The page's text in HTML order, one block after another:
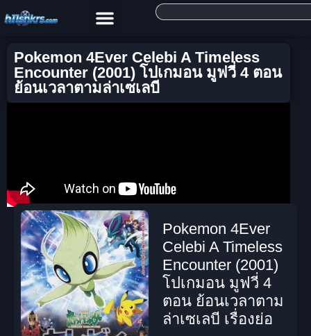
Pokemon 4Ever Celebi A Timeless
Encounter (2001) โปเกมอน มูฟวี่ 4 ตอน
ย้อนเวลาตามล่าเซเลบี
Pokemon 4Ever
Celebi A Timeless
Encounter (2001)
โปเกมอน มูฟวี่ 4
ตอน ย้อนเวลาตาม
ล่าเซเลบี เรื่องย่อ